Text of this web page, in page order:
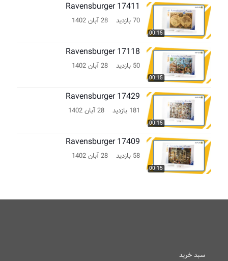
00:15
Ravensburger 17411
70 بازدید 28 آبان 1402
00:15
Ravensburger 17118
50 بازدید 28 آبان 1402
00:15
Ravensburger 17429
181 بازدید 28 آبان 1402
00:15
Ravensburger 17409
58 بازدید 28 آبان 1402
سبد خرید